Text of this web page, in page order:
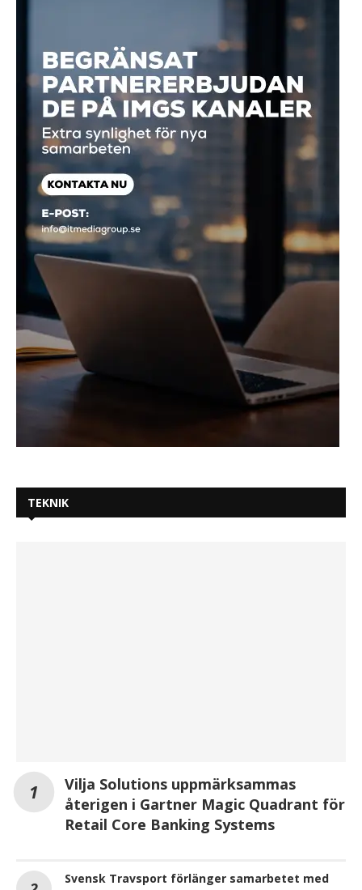
TEKNIK
Vilja Solutions uppmärksammas
återigen i Gartner Magic Quadrant för
Retail Core Banking Systems
Svensk Travsport förlänger samarbetet med